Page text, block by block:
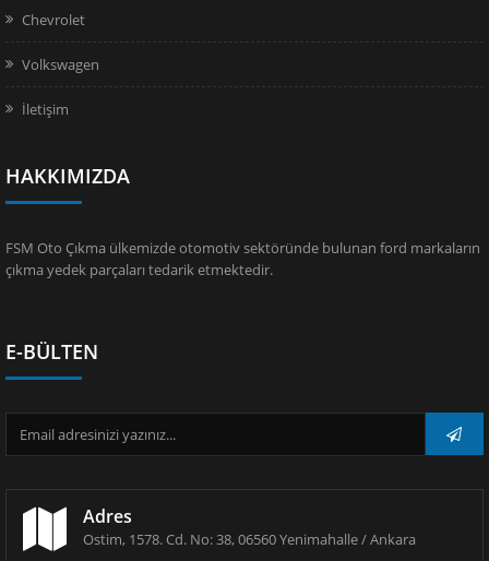
Chevrolet
Volkswagen
İletişim
HAKKIMIZDA
FSM Oto Çıkma ülkemizde otomotiv sektöründe bulunan ford markaların
çıkma yedek parçaları tedarik etmektedir.
E-BÜLTEN
Adres
Ostim, 1578. Cd. No: 38, 06560 Yenimahalle / Ankara